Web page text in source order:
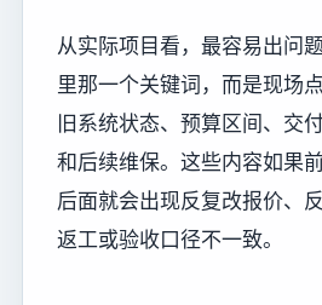
从实际项目看，最容易出问
里那一个关键词，而是现场
旧系统状态、预算区间、交
和后续维保。这些内容如果
后面就会出现反复改报价、
返工或验收口径不一致。